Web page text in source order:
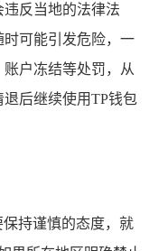
反当地的法律法
可能引发危险，一
户冻结等处罚，从
后继续使用TP钱包
持谨慎的态度，就